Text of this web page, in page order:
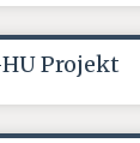
Projekt